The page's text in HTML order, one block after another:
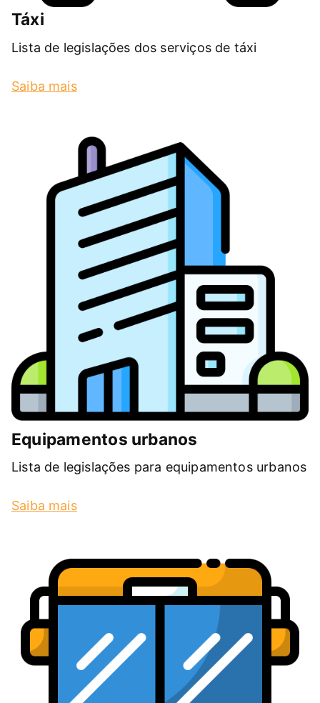
Táxi
Lista de legislações dos serviços de táxi
Saiba mais
Equipamentos urbanos
Lista de legislações para equipamentos urbanos
Saiba mais